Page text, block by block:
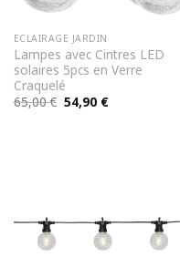
ECLAIRAGE JARDIN
Lampes avec Cintres LED
solaires 5pcs en Verre
Craquelé
65,00€ Le
prix
54,90 €Le